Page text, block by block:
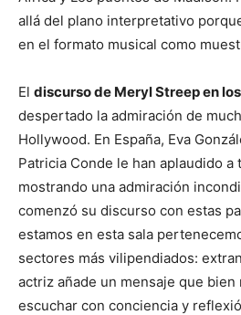
allá del plano interpretativo
en el formato musical como
El discurso de Meryl Streep en
despertado la admiración de
Hollywood. En España, Eva
Patricia Conde le han aplaudido a
mostrando una admiración
comenzó su discurso con estas
estamos en esta sala
sectores más vilipendiados:
actriz añade un mensaje que bien
escuchar con conciencia y